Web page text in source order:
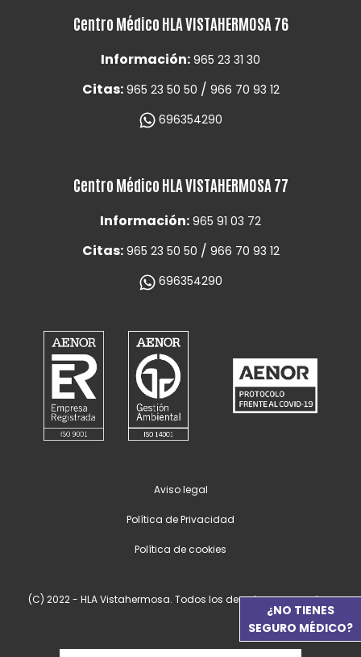
Centro Médico HLA VISTAHERMOSA 76
Información: 965 23 31 30
Citas: 965 23 50 50 / 966 70 93 12
696354290
Centro Médico HLA VISTAHERMOSA 77
Información: 965 91 03 72
Citas: 965 23 50 50 / 966 70 93 12
696354290
(C) 2022 - HLA Vistahermosa. Todos los derechos reservados.
Aviso legal
Política de Privacidad
Política de cookies
¿NO TIENES
SEGURO MÉDICO?